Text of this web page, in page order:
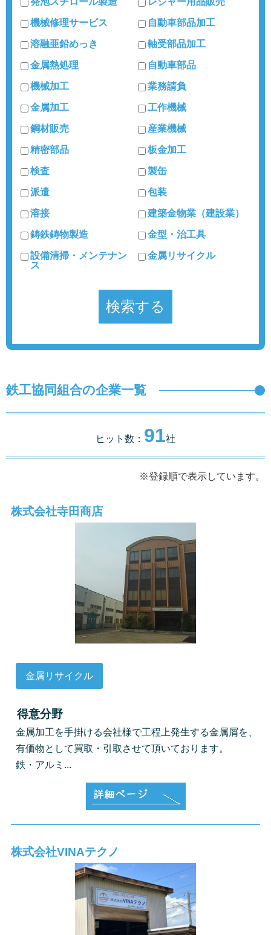
機械修理サービス 自動車部品加工
溶融亜鉛めっき 軸受部品加工
金属熱処理 自動車部品
機械加工 業務請負
金属加工 工作機械
鋼材販売 産業機械
精密部品 板金加工
検査 製缶
派遣 包装
溶接 建築金物業（建設業）
鋳鉄鋳物製造 金型・治工具
設備清掃・メンテナン
ス
金属リサイクル
鉄工協同組合の企業一覧
ヒット数： 91社
※登録順で表示しています。
株式会社寺田商店
金属リサイクル
得意分野
金属加工を手掛ける会社様で工程上発生する金属屑を、
有価物として買取・引取させて頂いております。
鉄・アルミ...
株式会社VINAテクノ